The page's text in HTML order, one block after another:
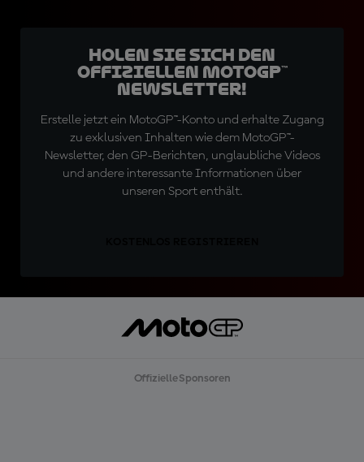
Holen Sie sich den
offiziellen MotoGP™
Newsletter!
Erstelle jetzt ein MotoGP™-Konto und erhalte Zugang
zu exklusiven Inhalten wie dem MotoGP™-
Newsletter, den GP-Berichten, unglaubliche Videos
und andere interessante Informationen über
unseren Sport enthält.
Offizielle Sponsoren